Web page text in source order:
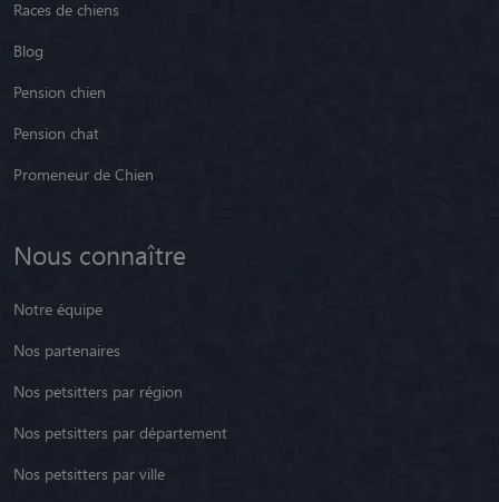
Races de chiens
Blog
Pension chien
Pension chat
Promeneur de Chien
Nous connaître
Notre équipe
Nos partenaires
Nos petsitters par région
Nos petsitters par département
Nos petsitters par ville